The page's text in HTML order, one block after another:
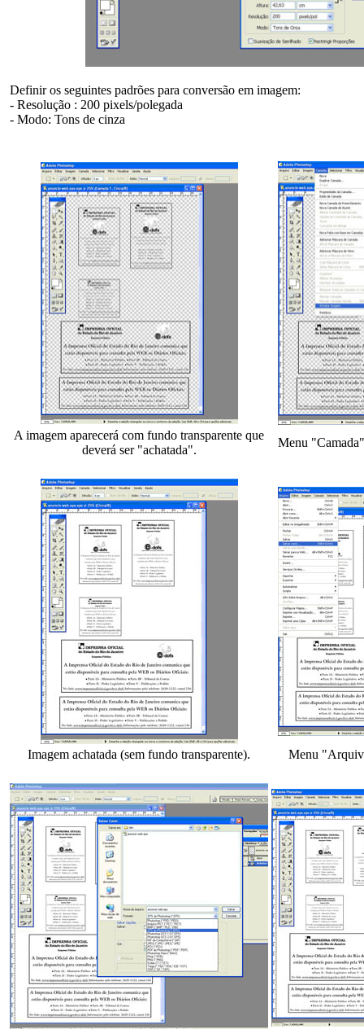
Definir os seguintes padrões para conversão em imagem:
- Resolução : 200 pixels/polegada
- Modo: Tons de cinza
A imagem aparecerá com fundo transparente que
deverá ser "achatada".
Menu
Imagem achatada (sem fundo transparente). Menu